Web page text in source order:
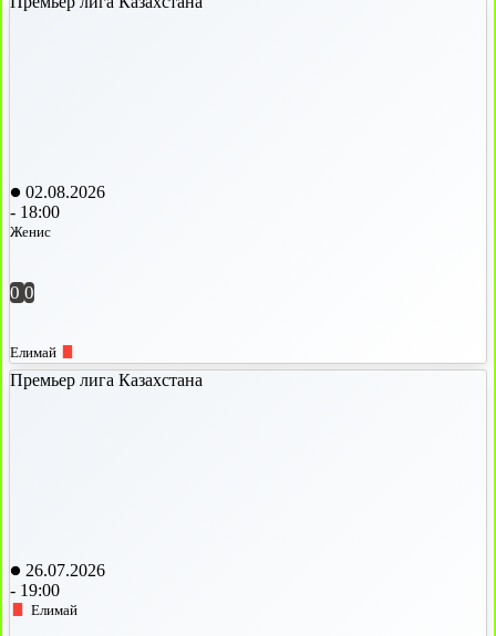
02.08.2026
- 18:00
Женис
0 0
Елимай
Премьер лига Казахстана
26.07.2026
- 19:00
Елимай